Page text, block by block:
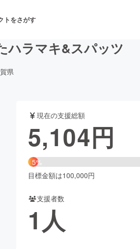
トをさがす
パフォーマンス
漫画
ィー・ヘルスケア
ハラマキ&スパッツ
県
現在の支援総額
5,104円
5%
目標金額は100,000円
支援者数
1人